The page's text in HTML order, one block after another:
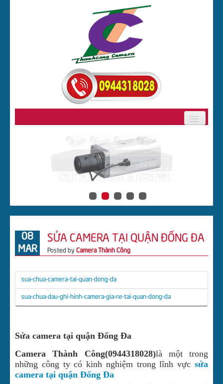
CHUÔNG CỬA CÓ HÌNH
TIN TỨC
LIÊN HỆ CÔNG TY
08
MAR
SỬA CAMERA TẠI QUẬN ĐỐNG ĐA
Posted by Camera Thành Công
sua-chua-camera-tai-quan-dong-da
sua-chua-dau-ghi-hinh-camera-gia-re-tai-quan-dong-da
Sửa camera tại quận Đống Đa
Camera Thành Công(0944318028)là một trong
những công ty có kinh nghiệm trong lĩnh vực sửa
camera tại quận Đống Đa